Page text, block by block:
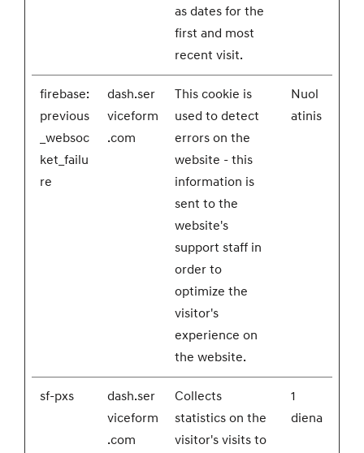
as dates for the
first and most
recent visit.
firebase:
previous
_websoc
ket_failu
re
dash.ser
viceform
.com
This cookie is
used to detect
errors on the
website - this
information is
sent to the
website's
support staff in
order to
optimize the
visitor's
experience on
the website.
Nuol
atinis
sf-pxs
dash.ser
viceform
.com
Collects
statistics on the
visitor's visits to
1
diena